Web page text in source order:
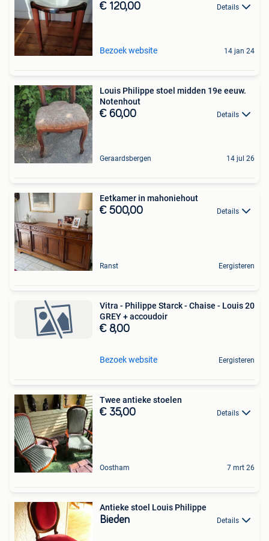
€ 120,00 Details
Bezoek website 14 jan 24
Louis Philippe stoel midden 19e eeuw.
Notenhout
€ 60,00 Details
Geraardsbergen 14 jul 26
Eetkamer in mahoniehout
€ 500,00 Details
Ranst Eergisteren
Vitra - Philippe Starck - Chaise - Louis 20
GREY + accoudoir
€ 8,00
Bezoek website Eergisteren
Twee antieke stoelen
€ 35,00 Details
Oostham 7 mrt 26
Antieke stoel Louis Philippe
Bieden Details